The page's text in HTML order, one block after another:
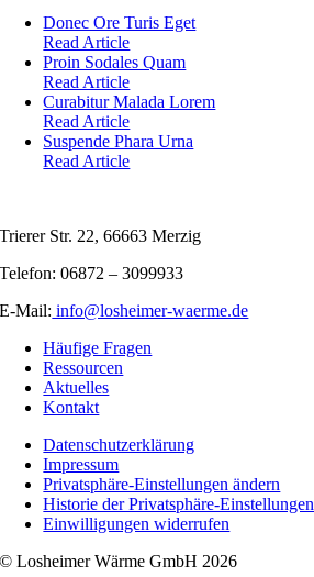
Donec Ore Turis Eget
Read Article
Proin Sodales Quam
Read Article
Curabitur Malada Lorem
Read Article
Suspende Phara Urna
Read Article
Trierer Str. 22, 66663 Merzig
Telefon: 06872 – 3099933
E-Mail: info@losheimer-waerme.de
Häufige Fragen
Ressourcen
Aktuelles
Kontakt
Datenschutzerklärung
Impressum
Privatsphäre-Einstellungen ändern
Historie der Privatsphäre-Einstellungen
Einwilligungen widerrufen
© Losheimer Wärme GmbH 2026